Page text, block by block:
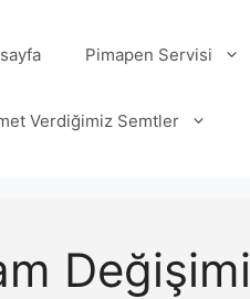
Pimapen Servisi
Verdiğimiz Semtler
Değişimi